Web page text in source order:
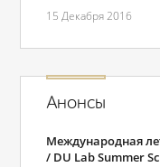
15 Декабря 2016
Анонсы
Международная
/ DU Lab Summer